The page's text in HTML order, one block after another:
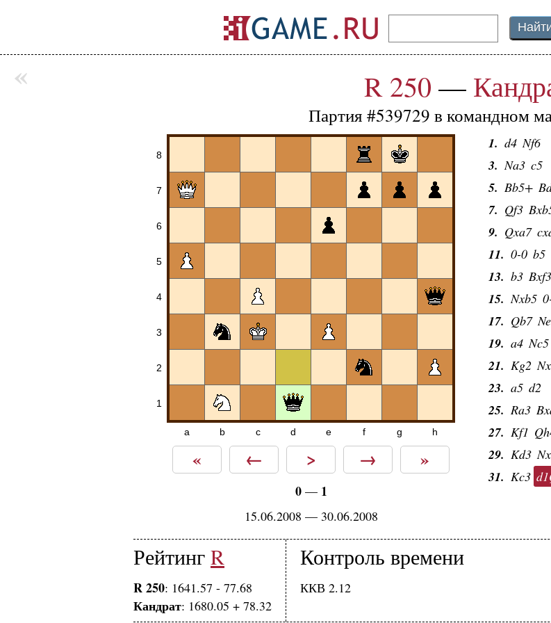
R 250 —
Партия #539729 в командном
8
7
6
5
4
3
2
1
a b c d e f g h
« ← > → »
0— 1
15.06.2008 — 30.06.2008
1. d4 Nf6
3. Na3 c5
5. Bb5+
7. Qf3
9. Qxa7
11. 0-0 b5
13. b3 Bxf3
15. Nxb5
17. Qb7
19. a4 Nc5
21. Kg2
23. a5 d2
25. Ra3
27. Kf1
29. Kd3
31. Kc3
Рейтинг R
R 250: 1641.57 - 77.68
Кандрат: 1680.05 + 78.32
Контроль времени
ККВ 2.12
«